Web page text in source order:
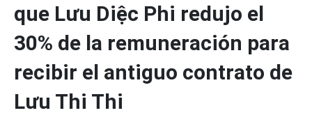
que Lưu Diệc Phi redujo el
30% de la remuneración para
recibir el antiguo contrato de
Lưu Thi Thi